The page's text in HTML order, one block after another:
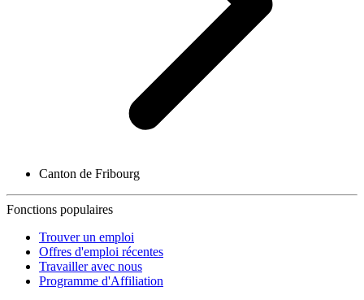
Canton de Fribourg
Fonctions populaires
Trouver un emploi
Offres d'emploi récentes
Travailler avec nous
Programme d'Affiliation